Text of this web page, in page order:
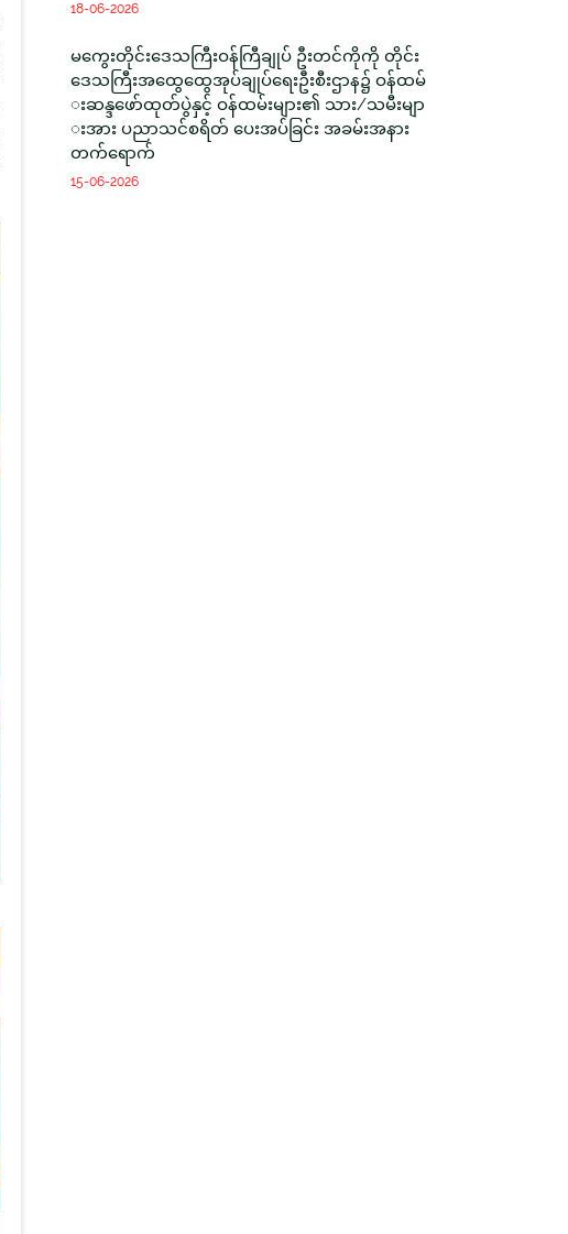
18-06-2026
မကွေးတိုင်းဒေသကြီးဝန်ကြီချုပ် ဦးတင်ကိုကို တိုင်း
ဒေသကြီးအထွေထွေအုပ်ချုပ်ရေးဦးစီးဌာန၌ ဝန်ထမ်
းဆန္ဒဖော်ထုတ်ပွဲနှင့် ဝန်ထမ်းများ၏ သား/သမီးမျာ
းအား ပညာသင်စရိတ် ပေးအပ်ခြင်း အခမ်းအနား
တက်ရောက်
15-06-2026